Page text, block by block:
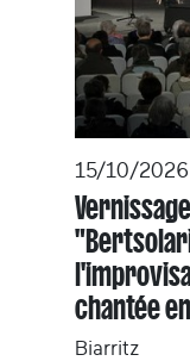
15/10/2026
chantée
Biarritz